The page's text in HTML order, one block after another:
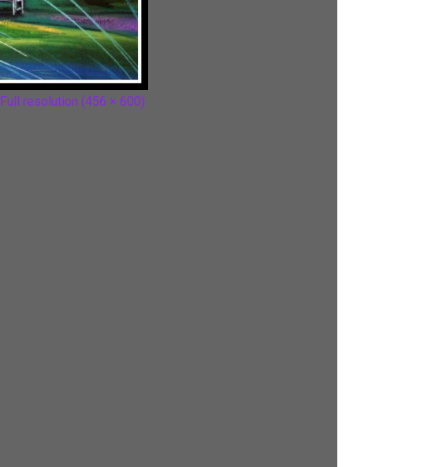
Full resolution (456 × 600)